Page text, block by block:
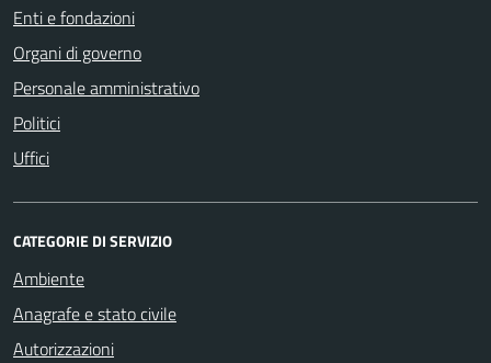
Enti e fondazioni
Organi di governo
Personale amministrativo
Politici
Uffici
CATEGORIE DI SERVIZIO
Ambiente
Anagrafe e stato civile
Autorizzazioni